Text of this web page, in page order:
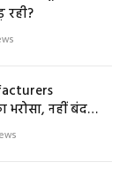
भरोसा, नहीं बंद